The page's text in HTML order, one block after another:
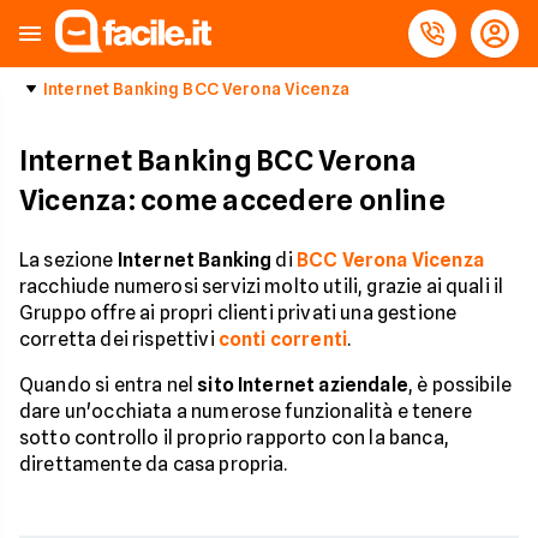
Internet Banking BCC Verona Vicenza
Internet Banking BCC Verona
Vicenza: come accedere online
La sezione Internet Banking di BCC Verona Vicenza
racchiude numerosi servizi molto utili, grazie ai quali il
Gruppo offre ai propri clienti privati una gestione
corretta dei rispettivi conti correnti.
Quando si entra nel sito Internet aziendale, è possibile
dare un'occhiata a numerose funzionalità e tenere
sotto controllo il proprio rapporto con la banca,
direttamente da casa propria.